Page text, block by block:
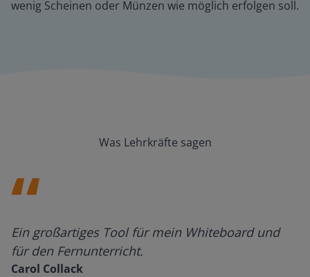
wenig Scheinen oder Münzen wie möglich erfolgen soll.
Was Lehrkräfte sagen
Ein großartiges Tool für mein Whiteboard und
für den Fernunterricht.
Carol Collack